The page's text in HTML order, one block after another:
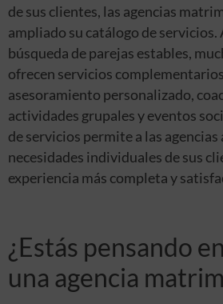
de sus clientes, las agencias
ampliado su catálogo de servicios.
búsqueda de parejas estables,
ofrecen servicios
asesoramiento personalizado,
actividades grupales y eventos
de servicios permite a las agencias
necesidades individuales de sus
experiencia más completa y
¿Estás pensando
una agencia